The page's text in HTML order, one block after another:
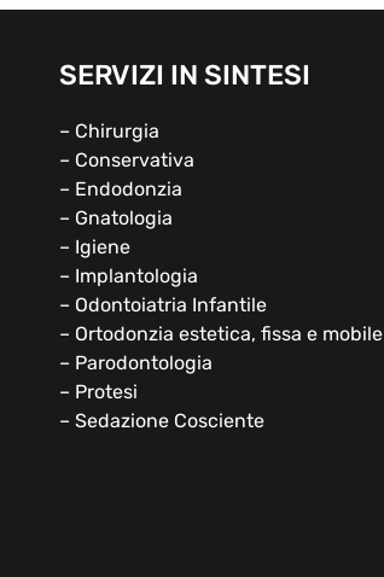
SERVIZI IN SINTESI
– Chirurgia
– Conservativa
– Endodonzia
– Gnatologia
– Igiene
– Implantologia
– Odontoiatria Infantile
– Ortodonzia estetica, fissa e mobile
– Parodontologia
– Protesi
– Sedazione Cosciente